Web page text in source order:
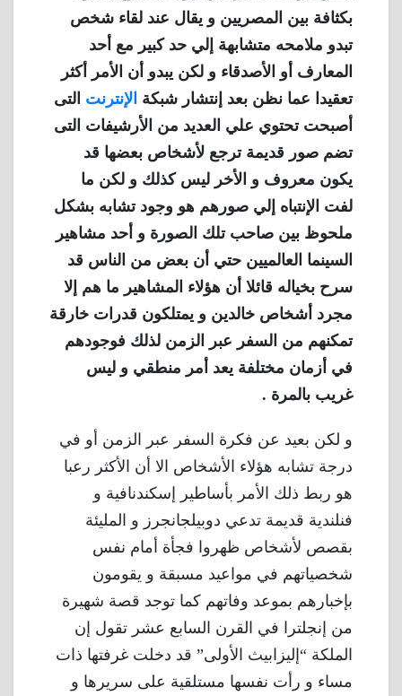
بكثافة بين المصريين و يقال عند لقاء شخص
تبدو ملامحه متشابهة إلي حد كبير مع أحد
المعارف أو الأصدقاء و لكن يبدو أن الأمر أكثر
تعقيدا عما نظن بعد إنتشار شبكة الإنترنت التى
أصبحت تحتوي علي العديد من الأرشيفات التى
تضم صور قديمة ترجع لأشخاص بعضها قد
يكون معروف و الأخر ليس كذلك و لكن ما
لفت الإنتباه إلي صورهم هو وجود تشابه بشكل
ملحوظ بين صاحب تلك الصورة و أحد مشاهير
السينما العالميين حتي أن بعض من الناس قد
سرح بخياله قائلا أن هؤلاء المشاهير ما هم إلا
مجرد أشخاص خالدين و يمتلكون قدرات خارقة
تمكنهم من السفر عبر الزمن لذلك فوجودهم
في أزمان مختلفة يعد أمر منطقي و ليس
غريب بالمرة .
و لكن بعيد عن فكرة السفر عبر الزمن أو في
درجة تشابه هؤلاء الأشخاص الا أن الأكثر رعبا
هو ربط ذلك الأمر بأساطير إسكندنافية و
فنلندية قديمة تدعي دوبيلجانجرز و المليئة
بقصص لأشخاص ظهروا فجأة أمام نفس
شخصياتهم في مواعيد مسبقة و يقومون
بإخبارهم بموعد وفاتهم كما توجد قصة شهيرة
من إنجلترا في القرن السابع عشر تقول إن
الملكة “إليزابيث الأولى” قد دخلت غرفتها ذات
مساء و رأت نفسها مستلقية على سريرها و